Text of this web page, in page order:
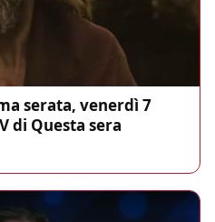
serata, venerdì 7
di Questa sera